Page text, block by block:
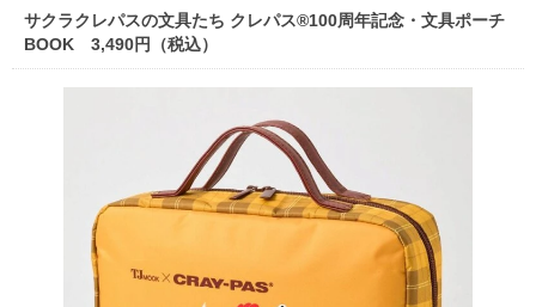
サクラクレパスの文具たち クレパス®100周年記念・文具ポーチ
BOOK 3,490円（税込）